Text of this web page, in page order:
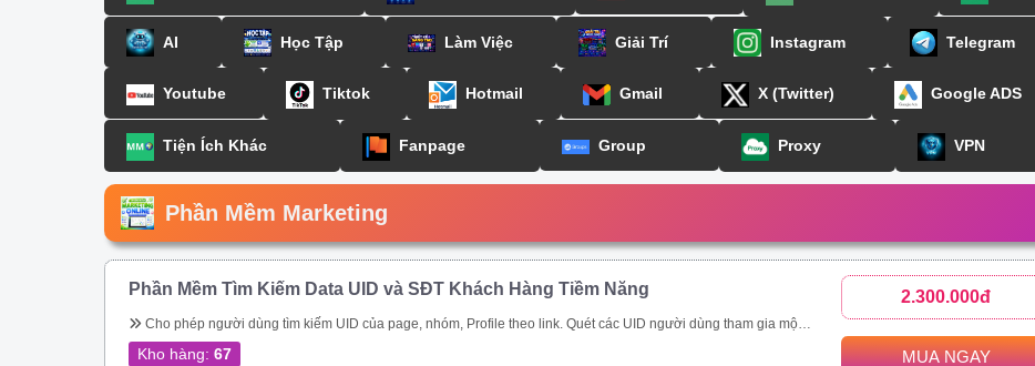
AI Học Tập Làm Việc Giải Trí Instagram Telegram
Youtube Tiktok Hotmail Gmail X (Twitter) Google ADS
Tiện Ích Khác Fanpage Group Proxy VPN
Phần Mềm Marketing
Phần Mềm Tìm Kiếm Data UID và SĐT Khách Hàng Tiềm Năng
Cho phép người dùng tìm kiếm UID của page, nhóm, Profile theo link. Quét các UID người dùng tham gia một nhóm Quét ID bài viết của một nhóm Cho phép quét UID tương tác của một bài viết bất kỳ trong group Thực hiện tìm kiếm nhóm, tên nhóm, thành viên nhóm, trạng thái nhóm theo từ khóa Quét UID của người dùng đã thực hiện tương tác vào các bài viết trong group. Toàn bộ UID tương tác bài viết trên 1 page cộng đồng, page thương hiệu. Các bài viết được quét thường có lượng tương tác khủng. Ngoài đánh giá phản ứng người dùng (like/tym, giận dữ…), công cụ thu thập và phân tích comment khách hàng đưa ra đánh giá toàn diện nhất.
Kho hàng: 67
2.300.000đ
MUA NGAY